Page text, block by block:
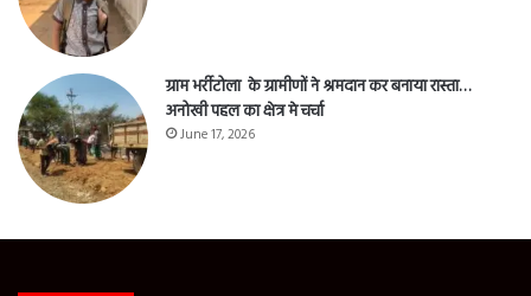
ग्राम भर्रीटोला के ग्रामीणों ने श्रमदान कर बनाया रास्ता…
अनोखी पहल का क्षेत्र मे चर्चा
June 17, 2026